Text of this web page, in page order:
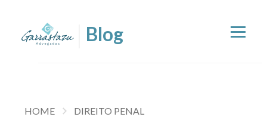
HOME DIREITO PENAL